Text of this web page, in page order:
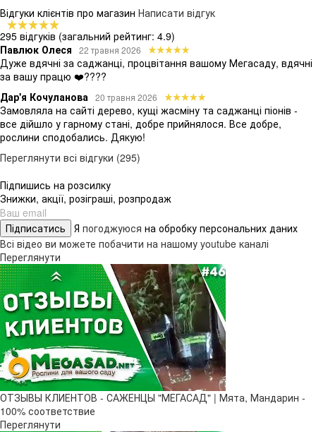
Відгуки клієнтів про магазин Написати відгук
295 відгуків (загальний рейтинг: 4.9)
Павлюк Олеся
22 травня 2026
Дуже вдячні за саджанці, процвітання вашому Мегасаду, вдячні
за вашу працю ❤️????
Дар'я Кочуланова
20 травня 2026
Замовляла на сайті дерево, кущі жасміну та саджанці піонів -
все дійшло у гарному стані, добре прийнялося. Все добре,
рослини сподобались. Дякую!
Переглянути всі відгуки (295)
Підпишись на розсилку
Знижки, акції, розіграші, розпродаж
Підписатись Я погоджуюся на обробку персональних даних
Всі відео ви можете побачити на нашому youtube каналі
Переглянути
ОТЗЫВЫ КЛИЕНТОВ - САЖЕНЦЫ "МЕГАСАД" | Мята, Мандарин -
100% соответствие
Переглянути